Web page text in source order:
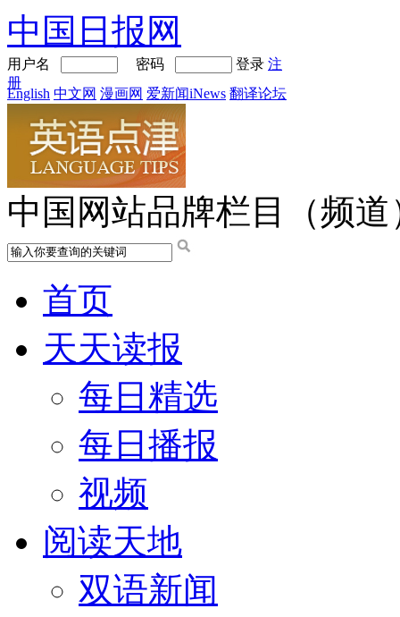
中国日报网
用户名 密码 登录 注
册
English 中文网 漫画网 爱新闻iNews 翻译论坛
中国网站品牌栏目（频道
首页
天天读报
每日精选
每日播报
视频
阅读天地
双语新闻